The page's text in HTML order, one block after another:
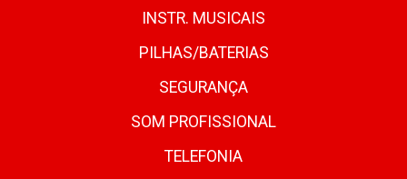
INSTR. MUSICAIS
PILHAS/BATERIAS
SEGURANÇA
SOM PROFISSIONAL
TELEFONIA